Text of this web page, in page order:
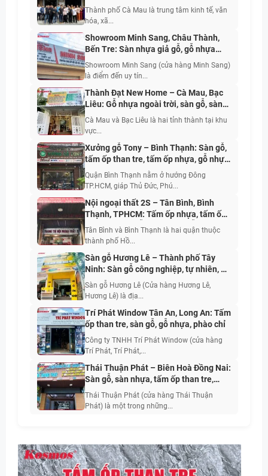
thi công sửa chữa nhà
Thành phố Cà Mau là trung tâm kinh tế, văn
hóa, xã...
Showroom Minh Sang, Châu Thành,
Bến Tre: Sàn nhựa giả gỗ, gỗ nhựa
ngoài trời, tấm ốp than tre, tấm nhựa
giả đá
Showroom Minh Sang (cửa hàng Minh Sang)
là điểm đến uy tín...
Thành Đạt New Home – Cà Mau, Bạc
Liêu: Gỗ nhựa ngoài trời, sàn gỗ, sàn
nhựa, tấm ốp, sơn nước nội ngoại thất
Cà Mau và Bạc Liêu là hai tỉnh thành tại khu
vực...
Xưởng gỗ Tony – Bình Thạnh: Sàn gỗ,
tấm ốp than tre, tấm ốp nhựa, gỗ nhựa
ngoài trời, cửa cao cấp
Quận Bình Thạnh nằm ở hướng Đông
TP.HCM, giáp Thủ Đức, Phú...
Nội ngoại thất 2S – Tân Bình, Bình
Thạnh, TPHCM: Tấm ốp nhựa, tấm ốp
than tre, sàn gỗ, sàn nhựa, gỗ nhựa
ngoài trời, phào chỉ, len, nẹp trang trí
Tân Bình và Bình Thạnh là hai quận thuộc
thành phố Hồ...
Sàn gỗ Hương Lê – Thành phố Tây
Ninh: Sàn gỗ công nghiệp, tự nhiên, gỗ
nhựa, sàn nhựa, tấm ốp nhựa, phụ kiện
Sàn gỗ Hương Lê (Cửa hàng Hương Lê,
Hương Lê) là địa...
Trí Phát Window Tân An, Long An: Tấm
ốp than tre, sàn gỗ, gỗ nhựa, phào chỉ
Công ty TNHH Trí Phát Window (cửa hàng
Trí Phát, Trí Phát,...
Thái Thuận Phát – Biên Hoà Đồng Nai:
Sàn gỗ, sàn nhựa, tấm ốp than tre,
PVC vân đá, phào chỉ
Thái Thuận Phát (cửa hàng Thái Thuận
Phát) là một trong những...